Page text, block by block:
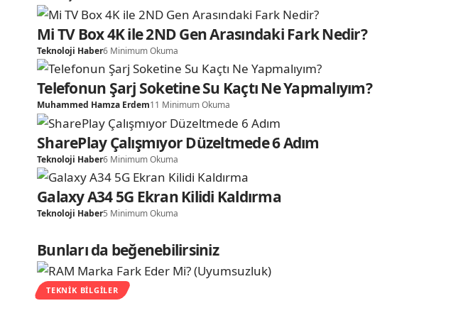
Mi TV Box 4K ile 2ND Gen Arasındaki Fark Nedir?
Teknoloji Haber6 Minimum Okuma
Telefonun Şarj Soketine Su Kaçtı Ne Yapmalıyım?
Muhammed Hamza Erdem11 Minimum Okuma
SharePlay Çalışmıyor Düzeltmede 6 Adım
Teknoloji Haber6 Minimum Okuma
Galaxy A34 5G Ekran Kilidi Kaldırma
Teknoloji Haber5 Minimum Okuma
Bunları da beğenebilirsiniz
TEKNIK BILGILER